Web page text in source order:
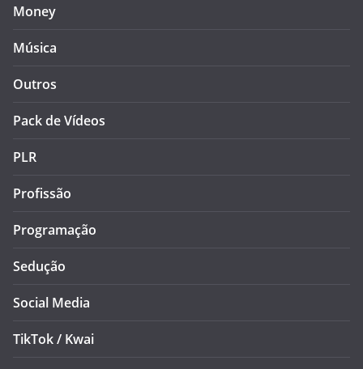
Money
Música
Outros
Pack de Vídeos
PLR
Profissão
Programação
Sedução
Social Media
TikTok / Kwai